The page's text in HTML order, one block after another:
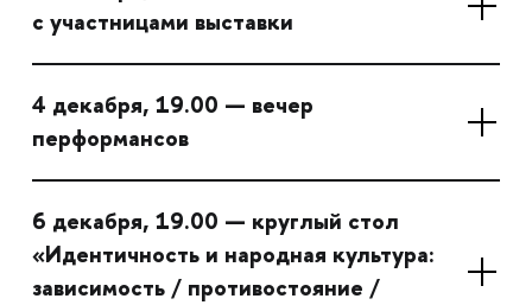
с участницами выставки
4 декабря, 19.00 — вечер
перформансов
6 декабря, 19.00 — круглый стол
«Идентичность и народная культура:
зависимость / противостояние /